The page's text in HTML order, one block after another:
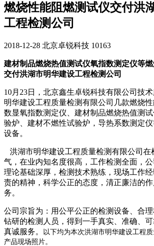
燃烧性能阻燃测试仪交付洪
工程检测公司
2018-12-28 北京卓锐科技 10163
建材制品燃烧热值测试仪氧指数测定仪等
交付洪湖市明华建设工程检测公司
10月23日，北京鑫生卓锐科技有限公司技
明华建设工程质量检测有限公司几款燃烧性
数显氧指数测定仪、建材制品燃烧热值测
验炉、建材不燃性试验炉，导热系数测定
设备。
洪湖市明华建设工程质量检测有限公司在
气，在业内知名度很高，工作检测全面，
理论基础深厚，检测技术熟练，现场工作
责的精神，科学公正的态度，清正廉洁的
务。
公司宗旨为：用公平公正的检测设备、合
钻研的检测人员，得到一手真实、准确、
真诚服务。
以下均为本次洪湖市明华建设工程
产品现场照片。